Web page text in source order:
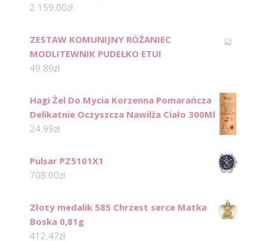
2 159.00zł
ZESTAW KOMUNIJNY RÓŻANIEC
MODLITEWNIK PUDEŁKO ETUI
49.89zł
Hagi Żel Do Mycia Korzenna Pomarańcza
Delikatnie Oczyszcza Nawilża Ciało 300Ml
24.99zł
Pulsar PZ5101X1
708.00zł
Złoty medalik 585 Chrzest serce Matka
Boska 0,81g
412.47zł